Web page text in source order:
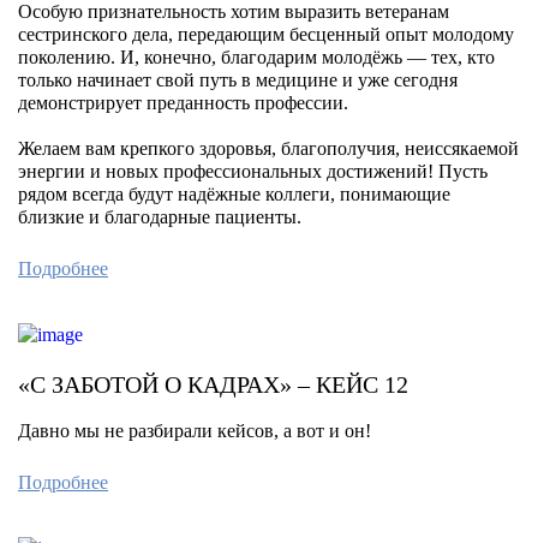
Особую признательность хотим выразить ветеранам
сестринского дела, передающим бесценный опыт молодому
поколению. И, конечно, благодарим молодёжь — тех, кто
только начинает свой путь в медицине и уже сегодня
демонстрирует преданность профессии.
Желаем вам крепкого здоровья, благополучия, неиссякаемой
энергии и новых профессиональных достижений! Пусть
рядом всегда будут надёжные коллеги, понимающие
близкие и благодарные пациенты.
Подробнее
«С ЗАБОТОЙ О КАДРАХ» – КЕЙС 12
Давно мы не разбирали кейсов, а вот и он!
Подробнее